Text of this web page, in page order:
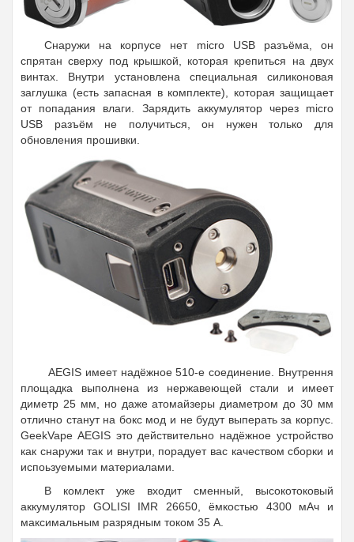
Снаружи на корпусе нет micro USB разъёма, он
спрятан сверху под крышкой, которая крепиться на двух
винтах. Внутри установлена специальная силиконовая
заглушка (есть запасная в комплекте), которая защищает
от попадания влаги. Зарядить аккумулятор через micro
USB разъём не получиться, он нужен только для
обновления прошивки.
AEGIS имеет надёжное 510-е соединение. Внутрення
площадка выполнена из нержавеющей стали и имеет
диметр 25 мм, но даже атомайзеры диаметром до 30 мм
отлично станут на бокс мод и не будут выперать за корпус.
GeekVape AEGIS это действительно надёжное устройство
как снаружи так и внутри, порадует вас качеством сборки и
испоьзуемыми материалами.
В комлект уже входит сменный, высокотоковый
аккумулятор GOLISI IMR 26650, ёмкостью 4300 мАч и
максимальным разрядным током 35 А.